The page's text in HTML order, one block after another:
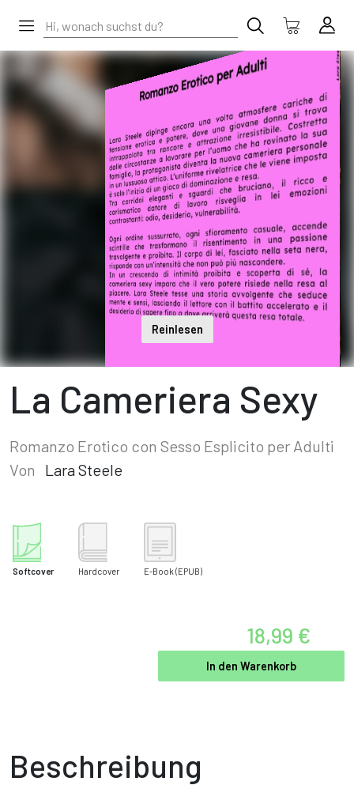
Reinlesen
La Cameriera Sexy
Romanzo Erotico con Sesso Esplicito per Adulti
Von
Lara Steele
Softcover Hardcover E-Book (EPUB)
18,99 €
In den Warenkorb
Beschreibung